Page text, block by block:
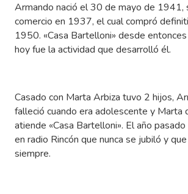
Armando nació el 30 de mayo de 1941,
comercio en 1937, el cual compró
1950. «Casa Bartelloni» desde
hoy fue la actividad que desarrolló él.
Casado con Marta Arbiza tuvo 2 hijos,
falleció cuando era adolescente y Marta
atiende «Casa Bartelloni». El año
en radio Rincón que nunca se jubiló y
siempre.